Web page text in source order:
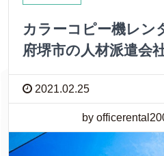
カラーコピー機レン
府堺市の人材派遣会
2021.02.25
by